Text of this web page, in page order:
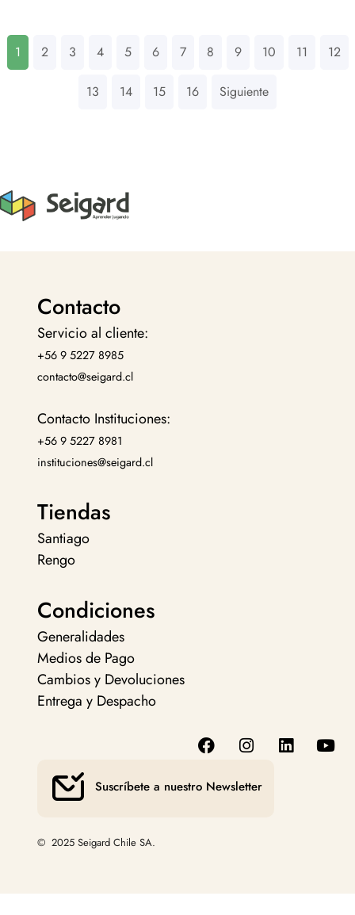
1 2 3 4 5 6 7 8 9 10 11 12
13 14 15 16 Siguiente
Contacto
Servicio al cliente:
+56 9 5227 8985
contacto@seigard.cl
Contacto Instituciones:
+56 9 5227 8981
instituciones@seigard.cl
Tiendas
Santiago
Rengo
Condiciones
Generalidades
Medios de Pago
Cambios y Devoluciones
Entrega y Despacho
Suscríbete a nuestro Newsletter
© 2025 Seigard Chile SA.